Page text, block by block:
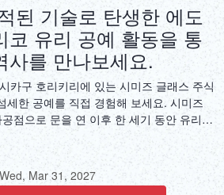
된 기술로 탄생한 에도
코 유리 공예 활동을 통
사를 만나보세요.
카구 호리키리에 있는 시미즈 글래스 주식
세한 공예를 직접 경험해 보세요. 시미즈
점으로 문을 연 이후 한 세기 동안 유리
해 왔습니다. 오랜 세월 쌓아온 경험을 통
리 공예 전통은 섬세한 무늬로 장식된 실
킵니다. 에도키리코 유리 제품을 만들어
활동을 통해 반짝이는 유리의 광채 속에
Mar 31, 2027